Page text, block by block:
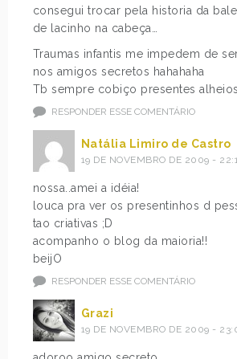
consegui trocar pela historia da
de lacinho na cabeça…
Traumas infantis me impedem de
nos amigos secretos hahahaha
Tb sempre cobiço presentes
RESPONDER ESSE COMENTÁRIO
Natália Limiro de Castro
19 DE NOVEMBRO DE 2009 -
nossa..amei a idéia!
louca pra ver os presentinhos d
tao criativas ;D
acompanho o blog da maioria!!
beijO
RESPONDER ESSE COMENTÁRIO
Grazi
19 DE NOVEMBRO DE 2009 -